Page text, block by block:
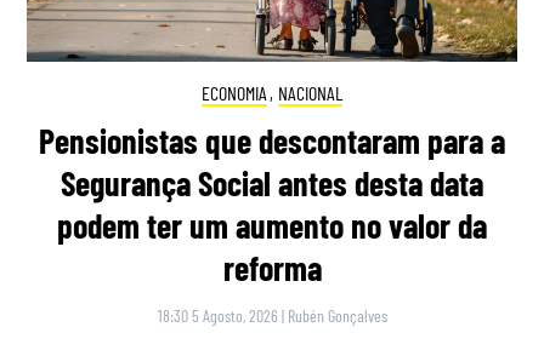
ECONOMIA , NACIONAL
Pensionistas que descontaram para a
Segurança Social antes desta data
podem ter um aumento no valor da
reforma
18:30 5 Agosto, 2026 | Rubén Gonçalves